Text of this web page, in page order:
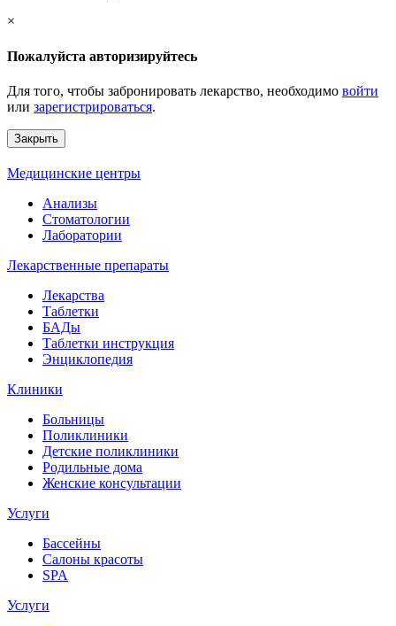
×
Пожалуйста авторизируйтесь
Для того, чтобы забронировать лекарство, необходимо войти
или зарегистрироваться.
Закрыть
Медицинские центры
Анализы
Стоматологии
Лаборатории
Лекарственные препараты
Лекарства
Таблетки
БАДы
Таблетки инструкция
Энциклопедия
Клиники
Больницы
Поликлиники
Детские поликлиники
Родильные дома
Женские консультации
Услуги
Бассейны
Салоны красоты
SPA
Услуги